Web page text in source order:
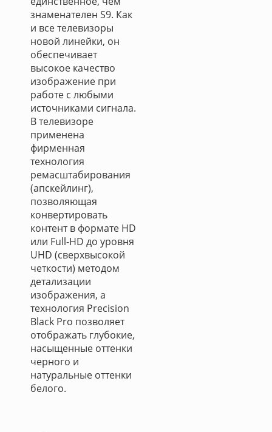
знаменателен S9. Как
и все телевизоры
новой линейки, он
обеспечивает
высокое качество
изображение при
работе с любыми
источниками сигнала.
В телевизоре
применена
фирменная
технология
ремасштабирования
(апскейлинг),
позволяющая
конвертировать
контент в формате HD
или Full-HD до уровня
UHD (сверхвысокой
четкости) методом
детализации
изображения, а
технология Precision
Black Pro позволяет
отображать глубокие,
насыщенные оттенки
черного и
натуральные оттенки
белого.